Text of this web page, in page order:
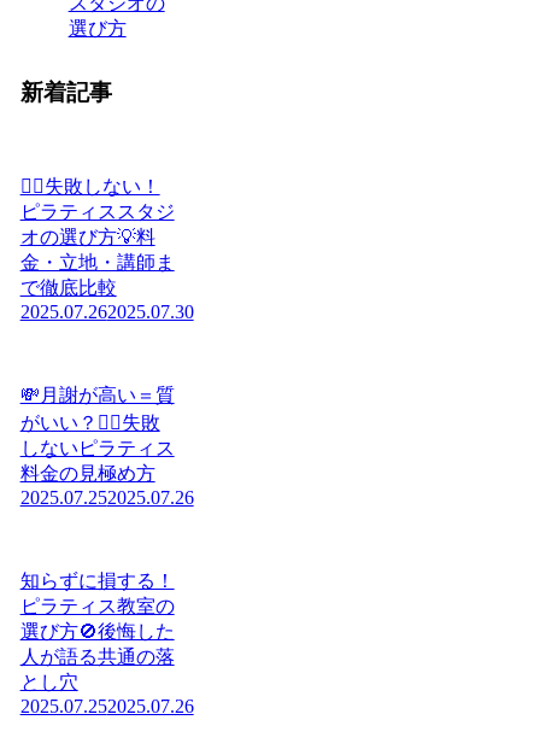
選び方
新着記事
🧘‍♀️失敗しない！
ピラティススタジ
オの選び方💡料
金・立地・講師ま
で徹底比較
2025.07.262025.07.30
💸月謝が高い＝質
がいい？🧘‍♀️失敗
しないピラティス
料金の見極め方
2025.07.252025.07.26
知らずに損する！
ピラティス教室の
選び方🚫後悔した
人が語る共通の落
とし穴
2025.07.252025.07.26